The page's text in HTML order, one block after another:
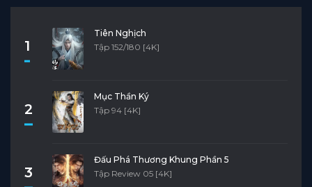
1
Tiên Nghịch
Tập 152/180 [4K]
2
Mục Thần Ký
Tập 94 [4K]
3
Đấu Phá Thương Khung Phần 5
Tập Review 05 [4K]